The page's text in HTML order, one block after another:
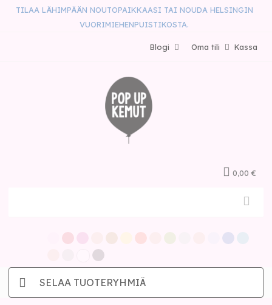
TILAA LÄHIMPÄÄN NOUTOPAIKKAASI TAI NOUDA HELSINGIN
VUORIMIEHENPUISTIKOSTA.
Kassa
Oma tili
Blogi
0,00 €
SELAA TUOTERYHMIÄ